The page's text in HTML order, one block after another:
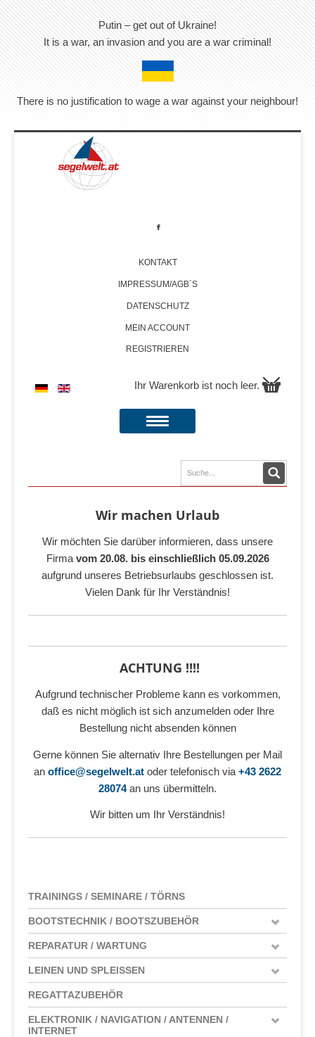
Putin – get out of Ukraine!
It is a war, an invasion and you are a war criminal!
There is no justification to wage a war against your neighbour!
KONTAKT
IMPRESSUM/AGB´S
DATENSCHUTZ
MEIN ACCOUNT
REGISTRIEREN
Ihr Warenkorb ist noch leer.
Wir machen Urlaub
Wir möchten Sie darüber informieren, dass unsere
Firma vom 20.08. bis einschließlich 05.09.2026
aufgrund unseres Betriebsurlaubs geschlossen ist.
Vielen Dank für Ihr Verständnis!
ACHTUNG !!!!
Aufgrund technischer Probleme kann es vorkommen,
daß es nicht möglich ist sich anzumelden oder Ihre
Bestellung nicht absenden können
Gerne können Sie alternativ Ihre Bestellungen per Mail
an office@segelwelt.at oder telefonisch via +43 2622
28074an uns übermitteln.
Wir bitten um Ihr Verständnis!
TRAININGS / SEMINARE / TÖRNS
BOOTSTECHNIK / BOOTSZUBEHÖR
REPARATUR / WARTUNG
LEINEN UND SPLEISSEN
REGATTAZUBEHÖR
ELEKTRONIK / NAVIGATION / ANTENNEN /
INTERNET